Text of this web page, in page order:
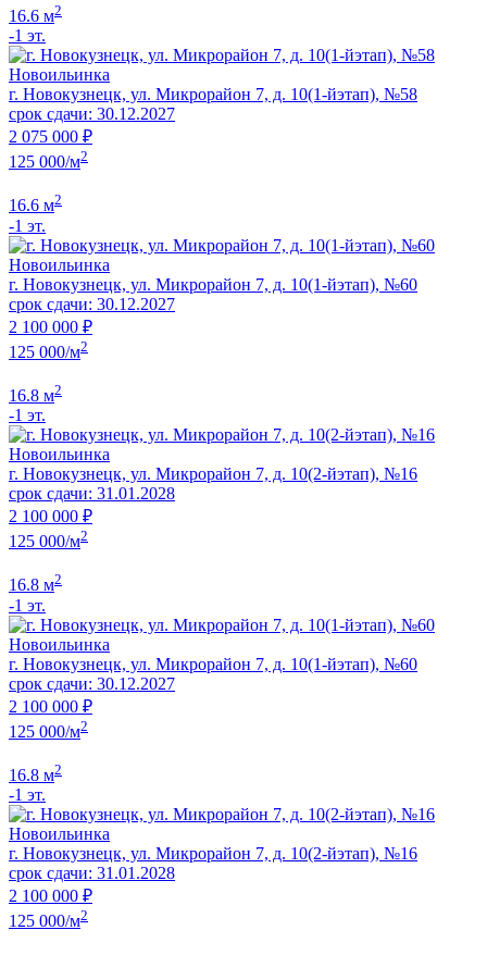
16.6 м2
-1 эт.
Новоильинка
г. Новокузнецк, ул. Микрорайон 7, д. 10(1-йэтап), №58
срок сдачи: 30.12.2027
2 075 000 ₽
125 000/м2
16.6 м2
-1 эт.
Новоильинка
г. Новокузнецк, ул. Микрорайон 7, д. 10(1-йэтап), №60
срок сдачи: 30.12.2027
2 100 000 ₽
125 000/м2
16.8 м2
-1 эт.
Новоильинка
г. Новокузнецк, ул. Микрорайон 7, д. 10(2-йэтап), №16
срок сдачи: 31.01.2028
2 100 000 ₽
125 000/м2
16.8 м2
-1 эт.
Новоильинка
г. Новокузнецк, ул. Микрорайон 7, д. 10(1-йэтап), №60
срок сдачи: 30.12.2027
2 100 000 ₽
125 000/м2
16.8 м2
-1 эт.
Новоильинка
г. Новокузнецк, ул. Микрорайон 7, д. 10(2-йэтап), №16
срок сдачи: 31.01.2028
2 100 000 ₽
125 000/м2